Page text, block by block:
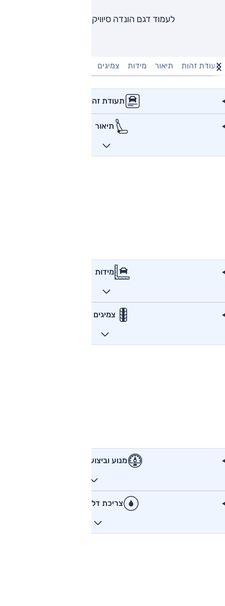
לעמוד דגם הונדה סיוויק האצ'בק
תעודת זהות תיאור מידות צמיגים
תעודת זהות
תיאור
מידות
צמיגים
מנוע וביצועים
צריכת דלק